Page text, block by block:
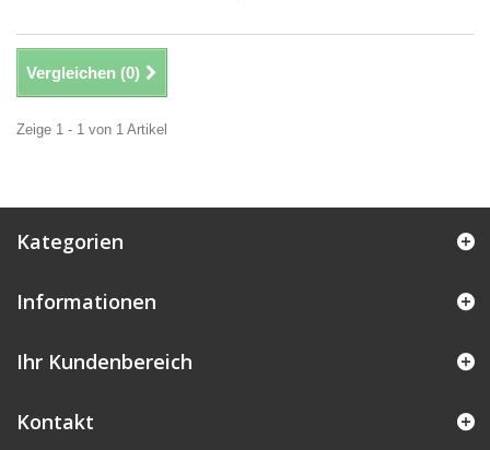
Vergleichen (0)
Zeige 1 - 1 von 1 Artikel
Kategorien
Informationen
Ihr Kundenbereich
Kontakt